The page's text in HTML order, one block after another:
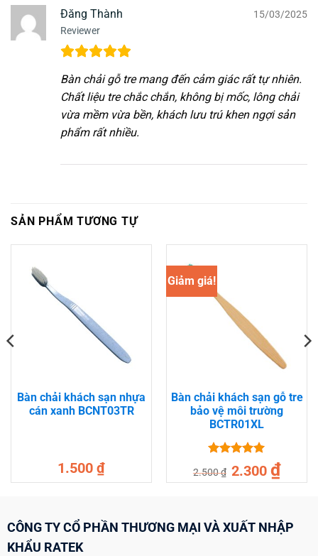
Đăng Thành
Reviewer
15/03/2025
Bàn chải gỗ tre mang đến cảm giác rất tự nhiên.
Chất liệu tre chắc chắn, không bị mốc, lông chải
vừa mềm vừa bền, khách lưu trú khen ngợi sản
phẩm rất nhiều.
SẢN PHẨM TƯƠNG TỰ
Bàn chải khách sạn nhựa
cán xanh BCNT03TR
1.500 ₫
Giảm giá!
Bàn chải khách sạn gỗ tre
bảo vệ môi trường
BCTR01XL
Được xếp
hạng55
2.500₫
Giá
gốc
là:
2.300₫Giá
tại
CÔNG TY CỔ PHẦN THƯƠNG MẠI VÀ XUẤT NHẬP
KHẨU RATEK